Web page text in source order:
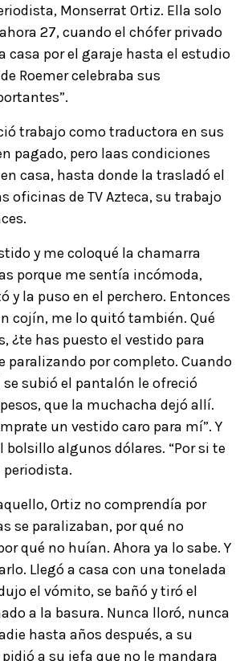
Monserrat Ortiz. Ella solo
27, cuando el chófer privado
casa por el garaje hasta el estudio
Roemer celebraba sus
trabajo como traductora en sus
pagado, pero laas condiciones
casa, hasta donde la trasladó el
oficinas de TV Azteca, su trabajo
y me coloqué la chamarra
porque me sentía incómoda,
y la puso en el perchero. Entonces
cojín, me lo quitó también. Qué
¿te has puesto el vestido para
paralizando por completo. Cuando
se subió el pantalón le ofreció
que la muchacha dejó allí.
un vestido caro para mí”. Y
bolsillo algunos dólares. “Por si te
periodista.
Ortiz no comprendía por
se paralizaban, por qué no
qué no huían. Ahora ya lo sabe. Y
Llegó a casa con una tonelada
el vómito, se bañó y tiró el
a la basura. Nunca lloró, nunca
hasta años después, a su
a su jefa que no le mandara